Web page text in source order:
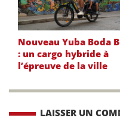
Nouveau Yuba Boda
: un cargo hybride à
l’épreuve de la ville
LAISSER UN